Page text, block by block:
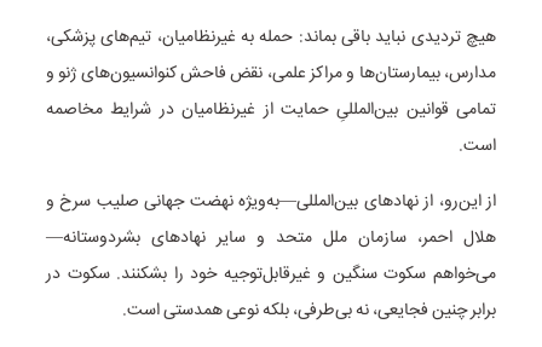
هیچ تردیدی نباید باقی بماند: حمله به غیرنظامیان، تیم‌های پزشکی،
مدارس، بیمارستان‌ها و مراکز علمی، نقض فاحش کنوانسیون‌های ژنو و
تمامی قوانین بین‌المللیِ حمایت از غیرنظامیان در شرایط مخاصمه
است.
از این‌رو، از نهادهای بین‌المللی—به‌ویژه نهضت جهانی صلیب سرخ و
هلال احمر، سازمان ملل متحد و سایر نهادهای بشردوستانه—
می‌خواهم سکوت سنگین و غیرقابل‌توجیه خود را بشکنند. سکوت در
برابر چنین فجایعی، نه بی‌طرفی، بلکه نوعی همدستی است.